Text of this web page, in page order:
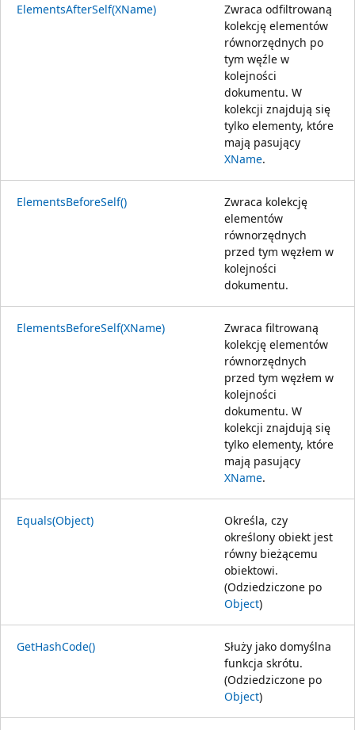
ElementsAfterSelf(XName)
Zwraca odfiltrowaną
kolekcję elementów
równorzędnych po
tym węźle w
kolejności
dokumentu. W
kolekcji znajdują się
tylko elementy, które
mają pasujący
XName.
ElementsBeforeSelf()
Zwraca kolekcję
elementów
równorzędnych
przed tym węzłem w
kolejności
dokumentu.
ElementsBeforeSelf(XName)
Zwraca filtrowaną
kolekcję elementów
równorzędnych
przed tym węzłem w
kolejności
dokumentu. W
kolekcji znajdują się
tylko elementy, które
mają pasujący
XName.
Equals(Object)
Określa, czy
określony obiekt jest
równy bieżącemu
obiektowi.
(Odziedziczone po
Object)
GetHashCode()
Służy jako domyślna
funkcja skrótu.
(Odziedziczone po
Object)